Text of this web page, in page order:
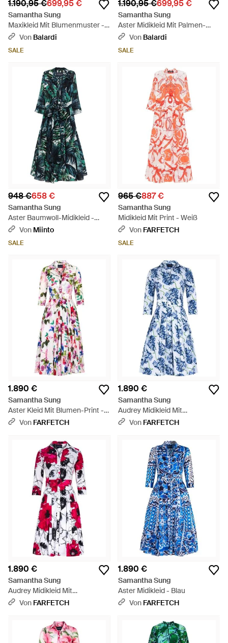
1.190,95 €699,95 €
Samantha Sung
Maxikleid Mit Blumenmuster -
WeißVon Balardi
SALE
1.190,95 €699,95 €
Samantha Sung
Aster Midikleid Mit Palmen-
Print - Grün
Von Balardi
SALE
948 €658 €
Samantha Sung
Aster Baumwoll-Midikleid -
GrünVon Miinto
SALE
965 €887 €
Samantha Sung
Midikleid Mit Print - Weiß
Von FARFETCH
SALE
1.890 €
Samantha Sung
Aster Kleid Mit Blumen-Print -
WeißVon FARFETCH
1.890 €
Samantha Sung
Audrey Midikleid Mit
Blumenprint - Blau
Von FARFETCH
1.890 €
Samantha Sung
Audrey Midikleid Mit
Blumenprint - Weiß
Von FARFETCH
1.890 €
Samantha Sung
Aster Midikleid - Blau
Von FARFETCH